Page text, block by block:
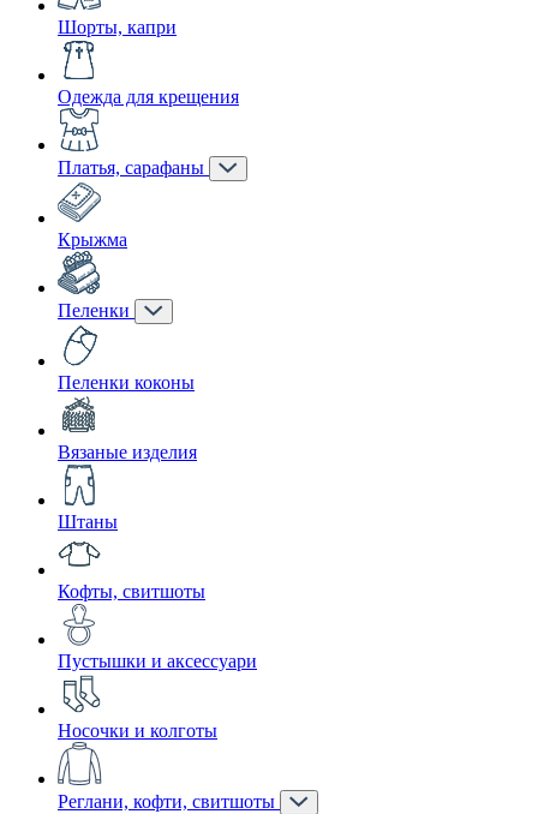
Шорты, капри
Одежда для крещения
Платья, сарафаны
Крыжма
Пеленки
Пеленки коконы
Вязаные изделия
Штаны
Кофты, свитшоты
Пустышки и аксессуари
Носочки и колготы
Реглани, кофти, свитшоты